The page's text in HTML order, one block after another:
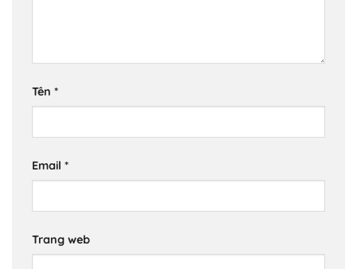
Tên *
Email *
Trang web